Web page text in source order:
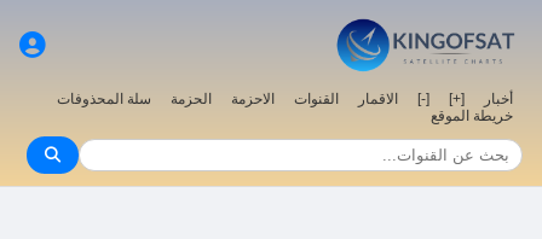
أخبار [+]
[-] الاقمار القنوات الاحزمة الحزمة
سلة المحذوفات
خريطة الموقع